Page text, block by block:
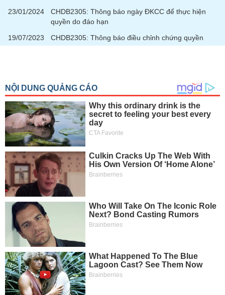
23/01/2024
CHDB2305: Thông báo ngày ĐKCC để thực hiện
quyền do đáo hạn
19/07/2023
CHDB2305: Thông báo điều chỉnh chứng quyền